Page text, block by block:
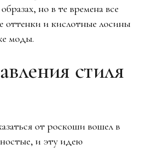
но в те времена все
оттенки и кислотные лосины
моды.
стиля
от роскоши вошел в
и эту идею